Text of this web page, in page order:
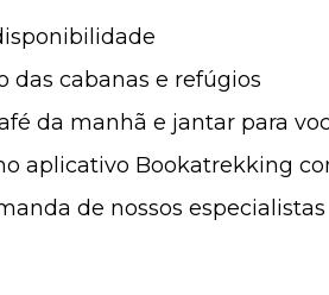
das cabanas e refúgios
da manhã e jantar para
aplicativo Bookatrekking
de nossos especialistas